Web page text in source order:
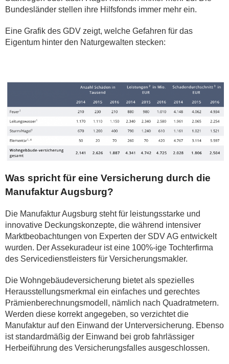
Bundesländer stellen ihre Hilfsfonds immer mehr ein.
Eine Grafik des GDV zeigt, welche Gefahren für das
Eigentum hinter den Naturgewalten stecken:
Was spricht für eine Versicherung durch die
Manufaktur Augsburg?
Die Manufaktur Augsburg steht für leistungsstarke und
innovative Deckungskonzepte, die während intensiver
Marktbeobachtungen von Experten der SDV AG entwickelt
wurden. Der Assekuradeur ist eine 100%-ige Tochterfirma
des Servicedienstleisters für Versicherungsmakler.
Die Wohngebäudeversicherung bietet als spezielles
Herausstellungsmerkmal ein einfaches und gerechtes
Prämienberechnungsmodell, nämlich nach Quadratmetern.
Werden diese korrekt angegeben, so verzichtet die
Manufaktur auf den Einwand der Unterversicherung. Ebenso
ist standardmäßig der Einwand bei grob fahrlässiger
Herbeiführung des Versicherungsfalles ausgeschlossen.